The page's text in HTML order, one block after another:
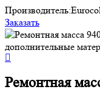
Производитель:
Заказать
Ремонтная